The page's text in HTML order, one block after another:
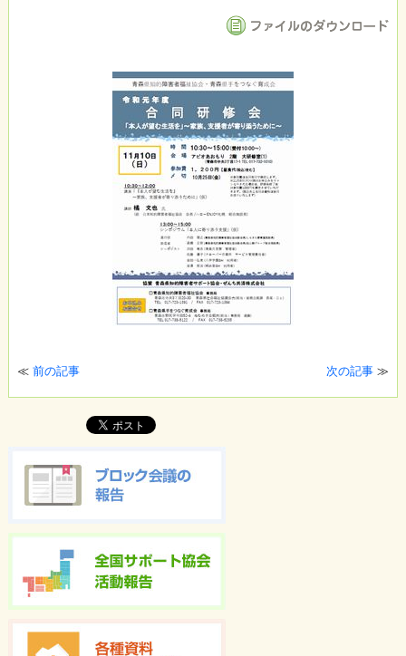
≪ 前の記事 次の記事 ≫